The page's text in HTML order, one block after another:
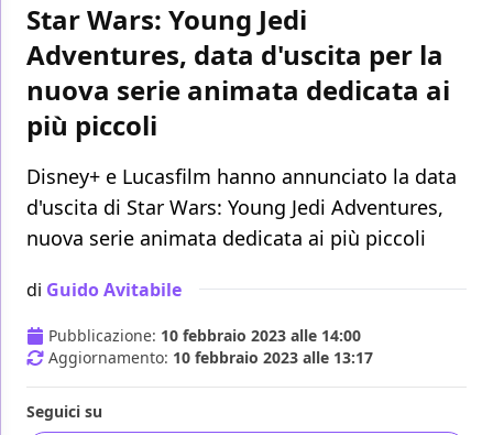
Star Wars: Young Jedi
Adventures, data d'uscita per la
nuova serie animata dedicata ai
più piccoli
Disney+ e Lucasfilm hanno annunciato la data
d'uscita di Star Wars: Young Jedi Adventures,
nuova serie animata dedicata ai più piccoli
di Guido Avitabile
Pubblicazione: 10 febbraio 2023 alle 14:00
Aggiornamento: 10 febbraio 2023 alle 13:17
Seguici su